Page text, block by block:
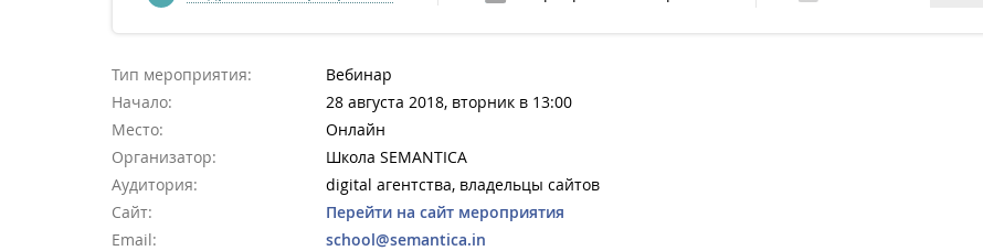
Тип мероприятия:
Вебинар
Начало:
28 августа 2018, вторник в 13:00
Место:
Онлайн
Организатор:
Школа SEMANTICA
Аудитория:
digital агентства, владельцы сайтов
Сайт:
Перейти на сайт мероприятия
Email:
school@semantica.in